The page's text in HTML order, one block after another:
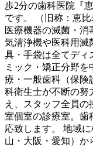
歩2分の歯科医院『
です。 （旧称：恵
医療機器の滅菌・消
気清浄機や医科用滅
具・手袋は全てディ
ミック・矯正分野
療・一般歯科（保険
科衛生士が不断の努
え、スタッフ全員
室個室の診療室。歯
応致します。 地域
山・大阪・愛知）か